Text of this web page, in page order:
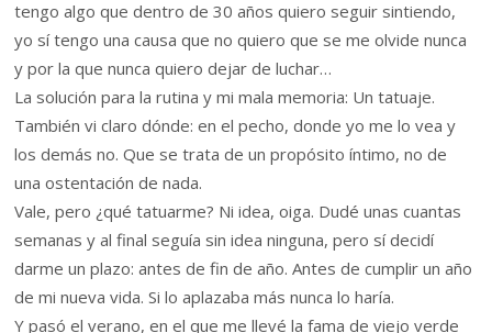
tengo algo que dentro de 30 años quiero seguir sintiendo,
yo sí tengo una causa que no quiero que se me olvide nunca
y por la que nunca quiero dejar de luchar…
La solución para la rutina y mi mala memoria: Un tatuaje.
También vi claro dónde: en el pecho, donde yo me lo vea y
los demás no. Que se trata de un propósito íntimo, no de
una ostentación de nada.
Vale, pero ¿qué tatuarme? Ni idea, oiga. Dudé unas cuantas
semanas y al final seguía sin idea ninguna, pero sí decidí
darme un plazo: antes de fin de año. Antes de cumplir un año
de mi nueva vida. Si lo aplazaba más nunca lo haría.
Y pasó el verano, en el que me llevé la fama de viejo verde